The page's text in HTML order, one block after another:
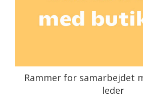
Rammer for samarbejdet
leder